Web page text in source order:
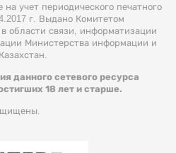
на учет периодического печатного
г. Выдано Комитетом
в области связи, информатизации
Министерства информации и
данного сетевого ресурса
18 лет и старше.